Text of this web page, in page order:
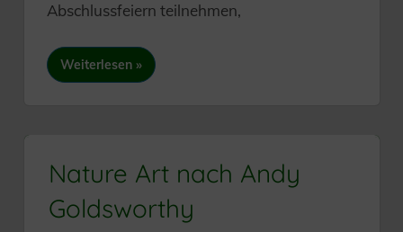
Abschlussfeiern teilnehmen,
Weiterlesen
Nature Art nach Andy
Goldsworthy